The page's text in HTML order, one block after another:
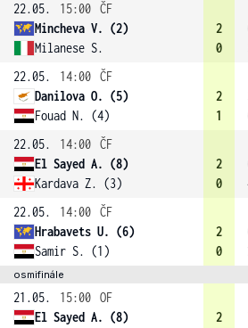
22.05. 15:00 ČF
Mincheva V. (2)
Milanese S.
2
0
22.05.
14:00 ČF
Danilova O. (5)
Fouad N. (4)
2
1
22.05.
14:00 ČF
El Sayed A. (8)
Kardava Z. (3)
2
0
22.05.
14:00 ČF
Hrabavets U. (6)
Samir S. (1)
2
0
osmifinále
21.05. 15:00 OF
El Sayed A. (8)
2